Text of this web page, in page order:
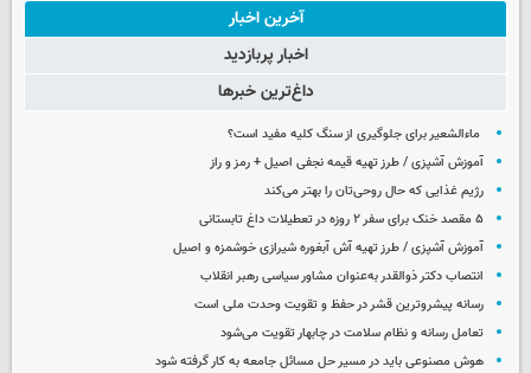
آخرین اخبار
اخبار پربازدید
داغ‌ترین خبرها
ماءالشعیر برای جلوگیری از سنگ کلیه مفید است؟
آموزش آشپزی / طرز تهیه قیمه نجفی اصیل + رمز و راز
رژیم غذایی که حال روحی‌تان را بهتر می‌کند
۵ مقصد خنک برای سفر ۲ روزه در تعطیلات داغ تابستانی
آموزش آشپزی / طرز تهیه آش آبغوره شیرازی خوشمزه و اصیل
انتصاب دکتر ذوالقدر به‌عنوان مشاور سیاسی رهبر انقلاب
رسانه پیشروترین قشر در حفظ و تقویت وحدت ملی است
تعامل رسانه و نظام سلامت در چابهار تقویت می‌شود
هوش مصنوعی باید در مسیر حل مسائل جامعه به کار گرفته شود